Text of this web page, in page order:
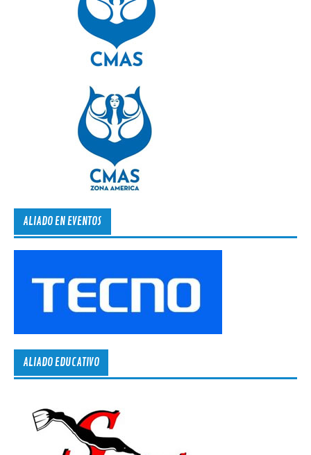
ALIADO EN EVENTOS
ALIADO EDUCATIVO